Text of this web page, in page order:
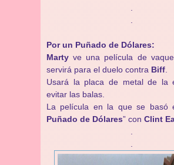
Por un Puñado de Dólares:
Marty ve una película de
servirá para el duelo contra Biff
Usará la placa de metal de la
evitar las balas.
La película en la que se basó
Puñado de Dólares” con Clint